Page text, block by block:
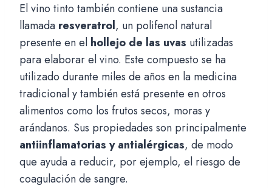
El vino tinto también contiene una sustancia
llamada resveratrol, un polifenol natural
presente en el hollejo de las uvas utilizadas
para elaborar el vino. Este compuesto se ha
utilizado durante miles de años en la medicina
tradicional y también está presente en otros
alimentos como los frutos secos, moras y
arándanos. Sus propiedades son principalmente
antiinflamatorias y antialérgicas, de modo
que ayuda a reducir, por ejemplo, el riesgo de
coagulación de sangre.